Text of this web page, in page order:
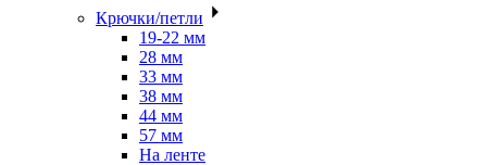
Крючки/петли
19-22 мм
28 мм
33 мм
38 мм
44 мм
57 мм
На ленте